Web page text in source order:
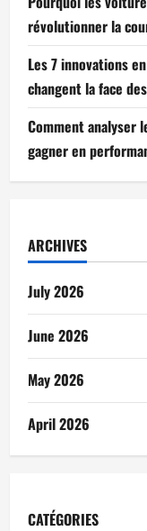
révolutionner la
Les 7 innovations
changent la face
Comment analyser
gagner en
ARCHIVES
July 2026
June 2026
May 2026
April 2026
CATÉGORIES